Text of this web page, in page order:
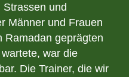
Strassen und
Männer und Frauen
Ramadan geprägten
war die
Die Trainer, die wir